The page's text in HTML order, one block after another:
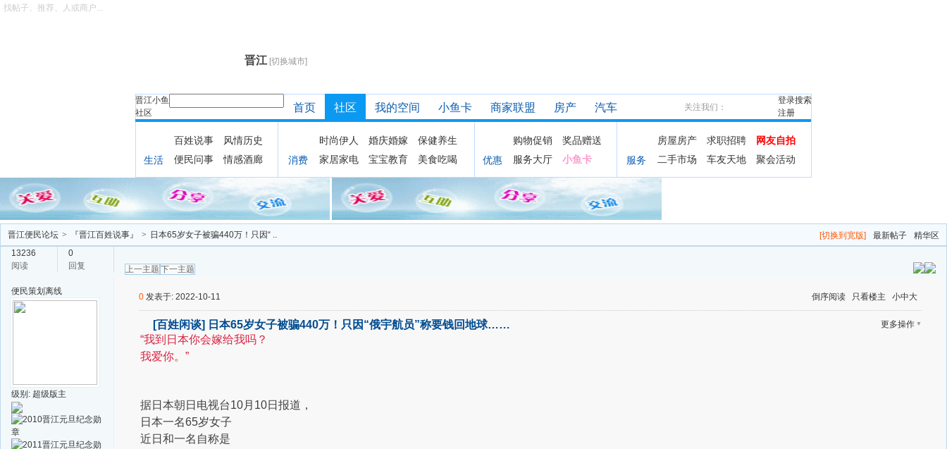
晋江 [切换城市]
晋江小鱼
社区
搜索
找帖子、推荐、人或商户...
登录
注册
首页 社区 我的空间 小鱼卡 商家联盟 房产 汽车 关注我们：
生活
百姓说事
风情历史
便民问事
情感酒廊 消费
时尚伊人 婚庆婚嫁
保健养生
家居家电
宝宝教育 美食吃喝 优惠
购物促销
奖品赠送
服务大厅
小鱼卡 服务
房屋房产 求职招聘
网友自拍
二手市场
车友天地 聚会活动
[切换到宽版] 最新帖子 精华区
晋江便民论坛 > 『晋江百姓说事』 > 日本65岁女子被骗440万！只因“ ..
13236
阅读
0
回复
上一主题 下一主题
便民策划 离线
级别: 超级版主
倒序阅读 只看楼主 小中大
0 发表于: 2022-10-11
更多操作 ▼
[百姓闲谈] 日本65岁女子被骗440万！只因“俄宇航员”称要钱回地球……
“我到日本你会嫁给我吗？
我爱你。”
据日本朝日电视台10月10日报道，
日本一名65岁女子
近日和一名自称是